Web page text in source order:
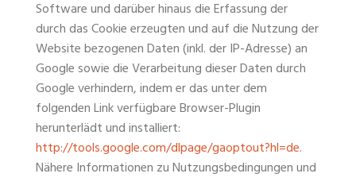
Software und darüber hinaus die Erfassung der
durch das Cookie erzeugten und auf die Nutzung der
Website bezogenen Daten (inkl. der IP-Adresse) an
Google sowie die Verarbeitung dieser Daten durch
Google verhindern, indem er das unter dem
folgenden Link verfügbare Browser-Plugin
herunterlädt und installiert:
http://tools.google.com/dlpage/gaoptout?hl=de.
Nähere Informationen zu Nutzungsbedingungen und